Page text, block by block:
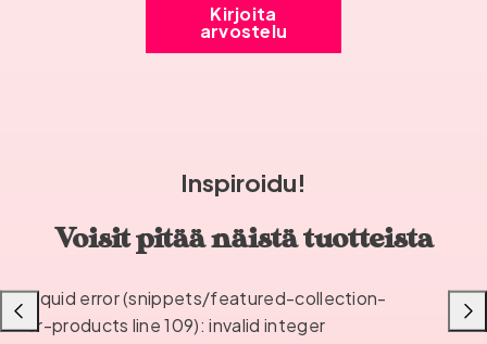
Kirjoita
arvostelu
Inspiroidu!
Voisit pitää näistä tuotteista
Liquid error (snippets/featured-collection-
or-products line 109): invalid integer
Liu'uta
vasemmalle